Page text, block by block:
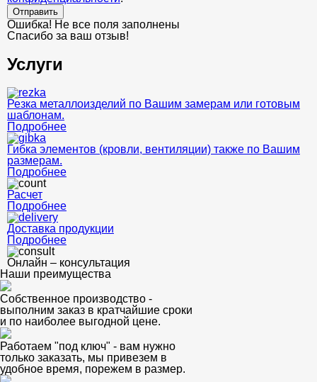
Отправить
Ошибка! Не все поля заполнены
Спасибо за ваш отзыв!
Услуги
Резка металлоизделий по Вашим замерам или готовым
шаблонам.
Подробнее
Гибка элементов (кровли, вентиляции) также по Вашим
размерам.
Подробнее
Расчет
Подробнее
Доставка продукции
Подробнее
Онлайн – консультация
Наши преимущества
Собственное производство -
выполним заказ в кратчайшие сроки
и по наиболее выгодной цене.
Работаем "под ключ" - вам нужно
только заказать, мы привезем в
удобное время, порежем в размер.